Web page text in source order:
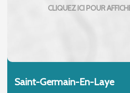
Saint-Germain-En-Laye